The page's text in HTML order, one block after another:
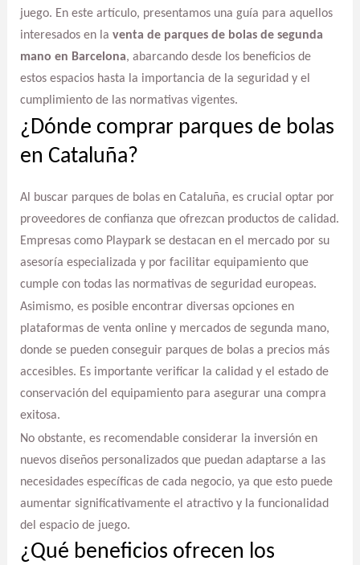
juego. En este artículo, presentamos una guía para aquellos
interesados en la venta de parques de bolas de segunda
mano en Barcelona, abarcando desde los beneficios de
estos espacios hasta la importancia de la seguridad y el
cumplimiento de las normativas vigentes.
¿Dónde comprar parques de bolas
en Cataluña?
Al buscar parques de bolas en Cataluña, es crucial optar por
proveedores de confianza que ofrezcan productos de calidad.
Empresas como Playpark se destacan en el mercado por su
asesoría especializada y por facilitar equipamiento que
cumple con todas las normativas de seguridad europeas.
Asimismo, es posible encontrar diversas opciones en
plataformas de venta online y mercados de segunda mano,
donde se pueden conseguir parques de bolas a precios más
accesibles. Es importante verificar la calidad y el estado de
conservación del equipamiento para asegurar una compra
exitosa.
No obstante, es recomendable considerar la inversión en
nuevos diseños personalizados que puedan adaptarse a las
necesidades específicas de cada negocio, ya que esto puede
aumentar significativamente el atractivo y la funcionalidad
del espacio de juego.
¿Qué beneficios ofrecen los